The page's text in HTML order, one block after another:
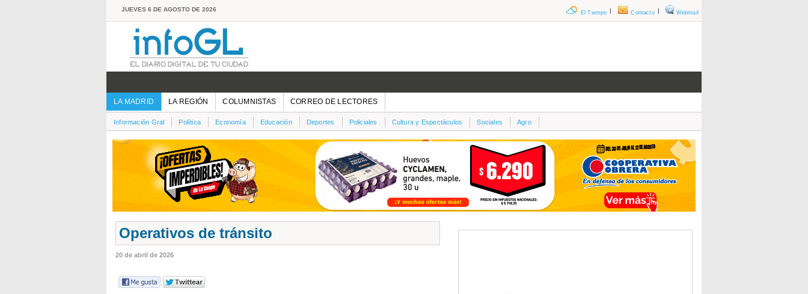
JUEVES 6 DE AGOSTO DE 2026 Webmail
|
Contacto
|
El Tiempo
LA MADRID LA REGIÓN COLUMNISTAS CORREO DE LECTORES
Información Gral Política Economía Educación Deportes Policiales Cultura y Espectáculos Sociales Agro
Operativos de tránsito
20 de abril de 2026